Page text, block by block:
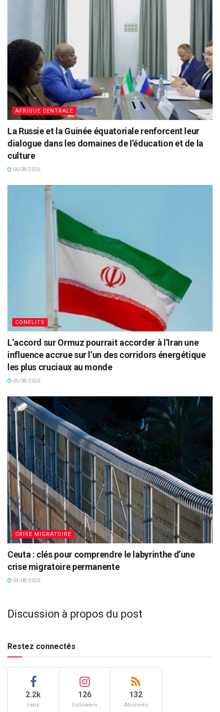
AFRIQUE CENTRALE
La Russie et la Guinée équatoriale renforcent leur
dialogue dans les domaines de l’éducation et de la
culture
06/08/2026
CONFLITS
L’accord sur Ormuz pourrait accorder à l’Iran une
influence accrue sur l’un des corridors énergétique
les plus cruciaux au monde
05/08/2026
CRISE MIGRATOIRE
Ceuta : clés pour comprendre le labyrinthe d’une
crise migratoire permanente
04/08/2026
Discussion à propos du post
Restez connectés
2.2k
Fans
126
Followers
132
Abonnés